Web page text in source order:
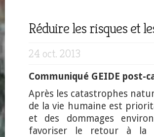
Réduire les risques et
24 oct. 2013
Communiqué GEIDE post-
Après les catastrophes
de la vie humaine est
et des dommages
favoriser le retour à la